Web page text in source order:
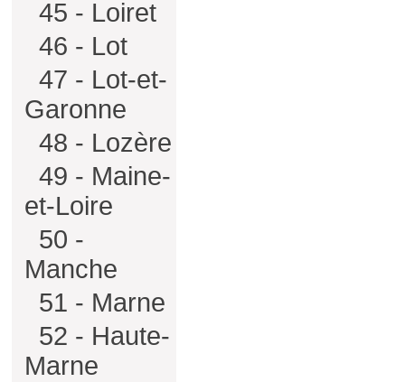
45 - Loiret
46 - Lot
47 - Lot-et-
Garonne
48 - Lozère
49 - Maine-
et-Loire
50 -
Manche
51 - Marne
52 - Haute-
Marne